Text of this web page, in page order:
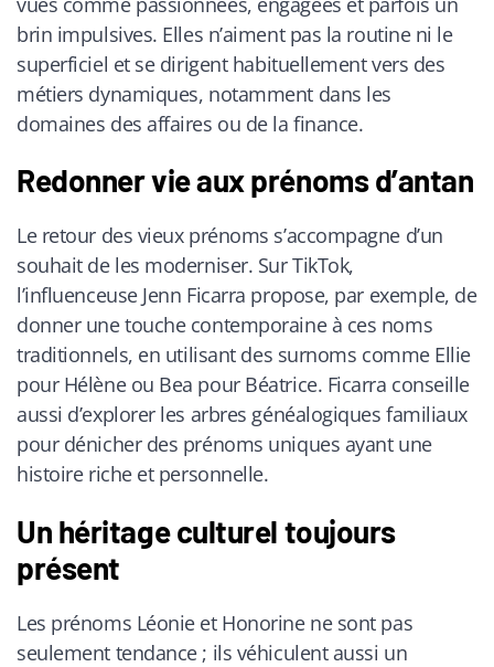
brin impulsives. Elles n’aiment pas la routine ni le
superficiel et se dirigent habituellement vers des
métiers dynamiques, notamment dans les
domaines des affaires ou de la finance.
Redonner vie aux prénoms d’antan
Le retour des vieux prénoms s’accompagne d’un
souhait de les moderniser. Sur TikTok,
l’influenceuse Jenn Ficarra propose, par exemple, de
donner une touche contemporaine à ces noms
traditionnels, en utilisant des surnoms comme Ellie
pour Hélène ou Bea pour Béatrice. Ficarra conseille
aussi d’explorer les arbres généalogiques familiaux
pour dénicher des prénoms uniques ayant une
histoire riche et personnelle.
Un héritage culturel toujours
présent
Les prénoms Léonie et Honorine ne sont pas
seulement tendance ; ils véhiculent aussi un